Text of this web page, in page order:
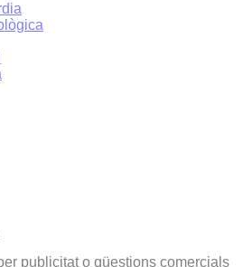
publicitat o qüestions comercials